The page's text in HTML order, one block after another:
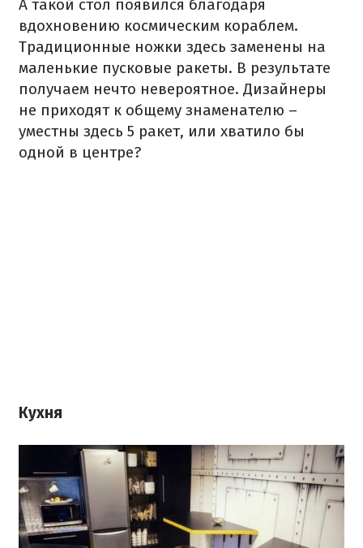
А такой стол появился благодаря
вдохновению космическим кораблем.
Традиционные ножки здесь заменены на
маленькие пусковые ракеты. В результате
получаем нечто невероятное. Дизайнеры
не приходят к общему знаменателю –
уместны здесь 5 ракет, или хватило бы
одной в центре?
Кухня